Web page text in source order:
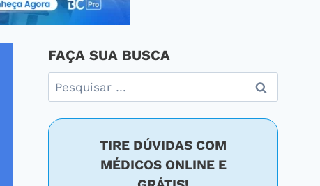
FAÇA SUA BUSCA
Pesquisar
por:
TIRE DÚVIDAS COM
MÉDICOS ONLINE E